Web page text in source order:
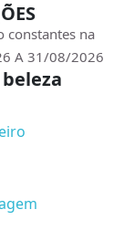
constantes na
A 31/08/2026